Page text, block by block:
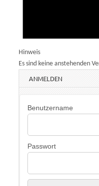
Hinweis
Es sind keine anstehenden
ANMELDEN
Benutzername
Passwort